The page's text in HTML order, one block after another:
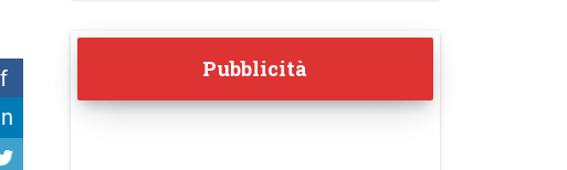
Pubblicità